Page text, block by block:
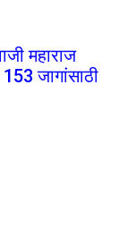
महाराज
जागांसाठी